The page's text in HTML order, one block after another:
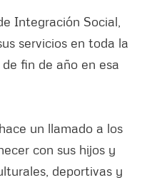
Integración Social,
servicios en toda la
fin de año en esa
un llamado a los
con sus hijos y
deportivas y